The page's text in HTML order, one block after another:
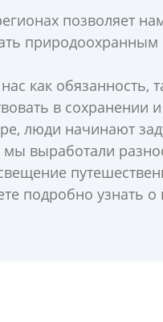
позволяет
как
в сохранении
люди начинают
мы выработали
подробно узнать